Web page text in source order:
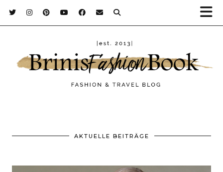
AKTUELLE BEITRÄGE